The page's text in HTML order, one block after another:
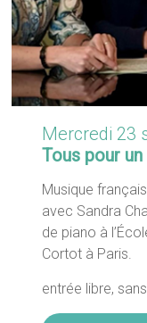
Mercredi 23
Tous pour
Musique
avec Sandra
de piano à
Cortot à Paris.
entrée libre,